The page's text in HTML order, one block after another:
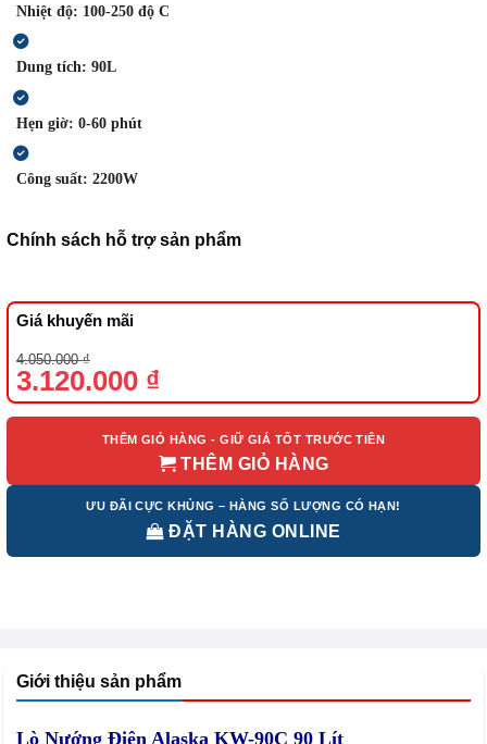
Nhiệt độ: 100-250 độ C
Dung tích: 90L
Hẹn giờ: 0-60 phút
Công suất: 2200W
Chính sách hỗ trợ sản phẩm
Giá khuyến mãi
4.050.000₫
Giá
gốc
là:
4.050.000 ₫.
3.120.000 ₫
Giá
hiện
tại
là:
THÊM GIỎ HÀNG - GIỮ GIÁ TỐT TRƯỚC TIÊN
THÊM GIỎ HÀNG
ƯU ĐÃI CỰC KHỦNG – HÀNG SỐ LƯỢNG CÓ HẠN!
ĐẶT HÀNG ONLINE
Giới thiệu sản phẩm
Lò Nướng Điện Alaska KW-90C 90 Lít